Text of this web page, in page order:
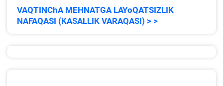
VAQTINChA MEHNATGA LAYoQATSIZLIK
NAFAQASI (KASALLIK VARAQASI) > >